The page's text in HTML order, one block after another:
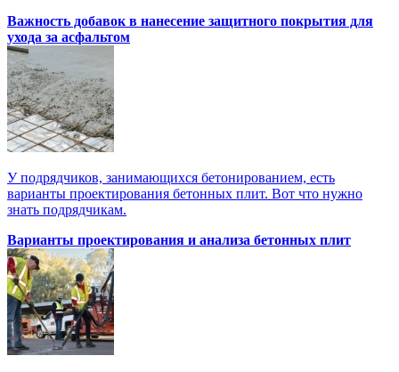
Важность добавок в нанесение защитного покрытия для
ухода за асфальтом
У подрядчиков, занимающихся бетонированием, есть
варианты проектирования бетонных плит. Вот что нужно
знать подрядчикам.
Варианты проектирования и анализа бетонных плит